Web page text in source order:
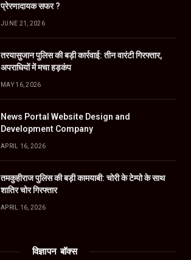
प्रेरणादायक सफर ?
JUNE 21, 2026
तरयासुजान पुलिस की बड़ी कार्रवाई: तीन वारंटी गिरफ्तार,
अपराधियों में मचा हड़कंप
MAY 16, 2026
News Portal Website Design and
Development Company
APRIL 16, 2026
तमकुहीराज पुलिस की बड़ी कामयाबी: चोरी के टेम्पो के साथ
शातिर चोर गिरफ्तार
APRIL 16, 2026
विज्ञापन बॉक्स